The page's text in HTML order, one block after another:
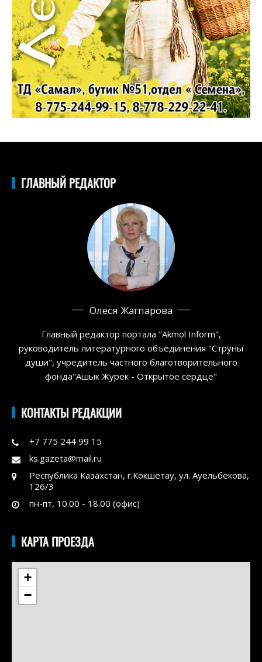
ГЛАВНЫЙ РЕДАКТОР
Олеся Жагпарова
Главный редактор портала "Akmol Inform",
руководитель литературного объединения "Струны
души", учредитель частного благотворительного
фонда"Ашык Журек - Открытое сердце"
КОНТАКТЫ РЕДАКЦИИ
+7 775 244 99 15
ks.gazeta@mail.ru
Республика Казахстан, г.Кокшетау, ул. Ауельбекова,
126/3
пн-пт, 10.00 - 18.00 (офис)
КАРТА ПРОЕЗДА
+
−